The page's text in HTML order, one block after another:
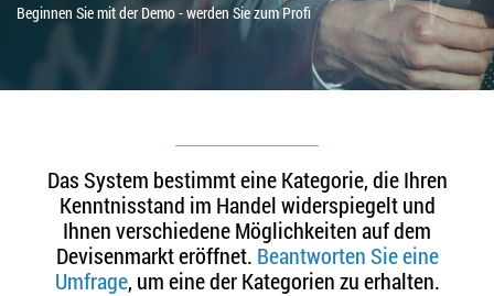
Beginnen Sie mit der Demo - werden Sie zum Profi
Das System bestimmt eine Kategorie, die Ihren
Kenntnisstand im Handel widerspiegelt und
Ihnen verschiedene Möglichkeiten auf dem
Devisenmarkt eröffnet. Beantworten Sie eine
Umfrage, um eine der Kategorien zu erhalten.